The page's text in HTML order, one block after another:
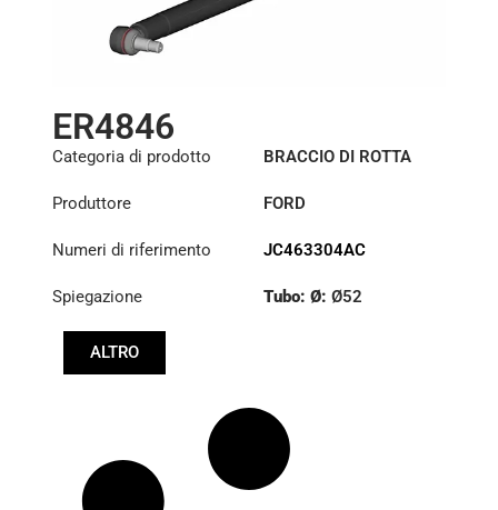
ER4846
Categoria di prodotto BRACCIO DI ROTTA
Produttore FORD
Numeri di riferimento JC463304AC
Spiegazione Tubo: Ø: Ø52
Lunghezza: (mm):
912mm
ALTRO